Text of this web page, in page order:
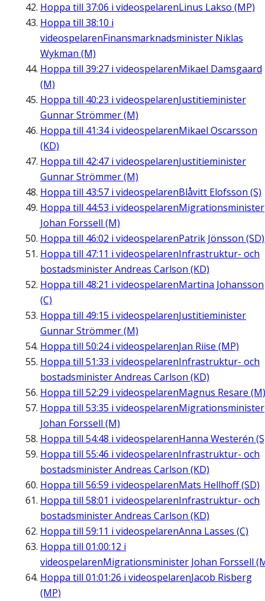
Hoppa till 37:06 i videospelarenLinus Lakso (MP)
Hoppa till 38:10 i
videospelarenFinansmarknadsminister Niklas
Wykman (M)
Hoppa till 39:27 i videospelarenMikael Damsgaard
(M)
Hoppa till 40:23 i videospelarenJustitieminister
Gunnar Strömmer (M)
Hoppa till 41:34i videospelarenMikael Oscarsson
(KD)
Hoppa till 42:47 i videospelarenJustitieminister
Gunnar Strömmer (M)
Hoppa till 43:57 i videospelarenBlåvitt Elofsson (S)
Hoppa till 44:53 i videospelarenMigrationsminister
Johan Forssell (M)
Hoppa till 46:02 i videospelarenPatrik Jönsson (SD)
Hoppa till 47:11 i videospelarenInfrastruktur- och
bostadsminister Andreas Carlson (KD)
Hoppa till 48:21 i videospelarenMartina Johansson
(C)
Hoppa till 49:15 i videospelarenJustitieminister
Gunnar Strömmer (M)
Hoppa till 50:24i videospelarenJan Riise (MP)
Hoppa till 51:33 i videospelarenInfrastruktur- och
bostadsminister Andreas Carlson (KD)
Hoppa till 52:29 i videospelarenMagnus Resare (M)
Hoppa till 53:35 i videospelarenMigrationsminister
Johan Forssell (M)
Hoppa till 54:48 i videospelarenHanna Westerén
Hoppa till 55:46 i videospelarenInfrastruktur- och
bostadsminister Andreas Carlson (KD)
Hoppa till 56:59 i videospelarenMats Hellhoff (SD)
Hoppa till 58:01 i videospelarenInfrastruktur- och
bostadsminister Andreas Carlson (KD)
Hoppa till 59:11 i videospelarenAnna Lasses (C)
Hoppa till 01:00:12 i
videospelarenMigrationsminister Johan Forssell
Hoppa till 01:01:26 i videospelarenJacob Risberg
(MP)